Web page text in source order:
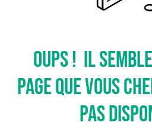
Oups ! Il
page que vous
pas